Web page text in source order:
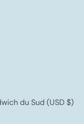
du Sud (USD $)